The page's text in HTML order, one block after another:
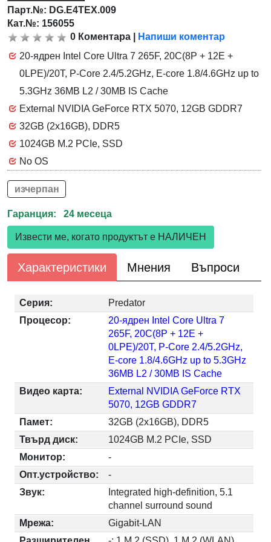
Парт.№: DG.E4TEX.009
Кат.№: 156055
0 Коментара
Напиши коментар
20-ядрен Intel Core Ultra 7 265F, 20C(8P + 12E +
0LPE)/20T, P-Core 2.4/5.2GHz, E-core 1.8/4.6GHz up to
5.3GHz 36MB L2 / 30MB IS Cache
External NVIDIA GeForce RTX 5070, 12GB GDDR7
32GB (2x16GB), DDR5
1024GB M.2 PCIe, SSD
No OS
изчерпан
Гаранция: 24 месеца
Извести ме, когато продуктът е НАЛИЧЕН
Характеристики Мнения Въпроси
Серия:
Predator
Процесор:
20-ядрен Intel Core Ultra 7
265F, 20C(8P + 12E +
0LPE)/20T, P-Core 2.4/5.2GHz,
E-core 1.8/4.6GHz up to 5.3GHz
36MB L2 / 30MB IS Cache
Видео карта:
External NVIDIA GeForce RTX
5070, 12GB GDDR7
Памет:
32GB (2x16GB), DDR5
Твърд диск:
1024GB M.2 PCIe, SSD
Монитор:
-
Опт.устройство:
-
Звук:
Integrated high-definition, 5.1
channel surround sound
Мрежа:
Gigabit-LAN